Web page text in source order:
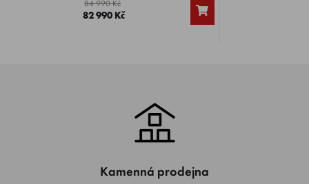
záběr 103 cm, hydrostatická
převodovka, koš 250 litrů.
84 990 Kč
82 990 Kč
Kamenná prodejna